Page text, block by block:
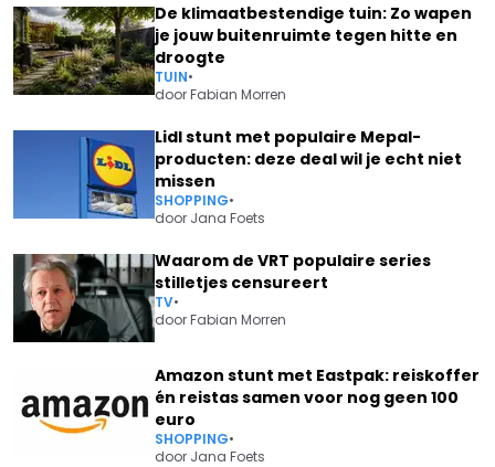
De klimaatbestendige tuin: Zo wapen
je jouw buitenruimte tegen hitte en
droogte
TUIN•
doorFabian Morren
Lidl stunt met populaire Mepal-
producten: deze deal wil je echt niet
missen
SHOPPING•
door Jana Foets
Waarom de VRT populaire series
stilletjes censureert
TV•
doorFabian Morren
Amazon stunt met Eastpak: reiskoffer
én reistas samen voor nog geen 100
euro
SHOPPING•
door Jana Foets